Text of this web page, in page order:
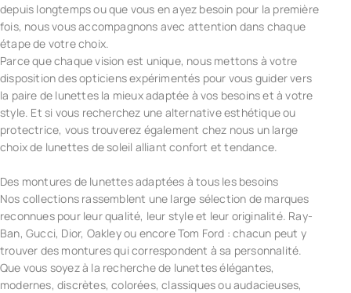
depuis longtemps ou que vous en ayez besoin pour la première
fois, nous vous accompagnons avec attention dans chaque
étape de votre choix.
Parce que chaque vision est unique, nous mettons à votre
disposition des opticiens expérimentés pour vous guider vers
la paire de lunettes la mieux adaptée à vos besoins et à votre
style. Et si vous recherchez une alternative esthétique ou
protectrice, vous trouverez également chez nous un large
choix de lunettes de soleil alliant confort et tendance.
Des montures de lunettes adaptées à tous les besoins
Nos collections rassemblent une large sélection de marques
reconnues pour leur qualité, leur style et leur originalité. Ray-
Ban, Gucci, Dior, Oakley ou encore Tom Ford : chacun peut y
trouver des montures qui correspondent à sa personnalité.
Que vous soyez à la recherche de lunettes élégantes,
modernes, discrètes, colorées, classiques ou audacieuses,